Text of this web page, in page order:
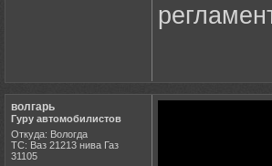
волгарь
Гуру автомобилистов
Откуда: Вологда
ТС: Ваз 21213 нива Газ
31105